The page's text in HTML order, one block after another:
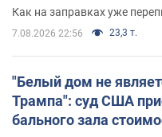
Как на заправках уже
7.08.2026 22:56 23,3 т.
"Белый дом не
Трампа": суд США
бального зала